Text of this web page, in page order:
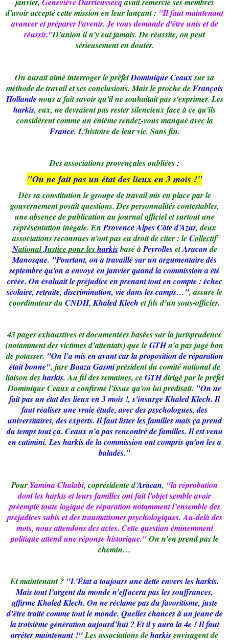
d'avoir accepté cette mission en leur lançant : "Il faut maintenant
avancer et préparer l'avenir. Je vous demande d'être unis et de
réussir."D'union il n'y eut jamais. De réussite, on peut
sérieusement en douter.
On aurait aimé interroger le préfetDominique Ceauxsur sa
méthode de travail et ses conclusions. Mais le proche deFrançois
Hollandenous a fait savoir qu'il ne souhaitait pas s'exprimer. Les
harkis, eux, ne devraient pas rester silencieux face à ce qu'ils
considèrent comme un énième rendez-vous manqué avec la
France. L'histoire de leur vie. Sans fin.
Des associations provençales oubliées :
"On ne fait pas un état des lieux en 3 mois !"
Dès sa constitution le groupe de travail mis en place par le
gouvernement posait questions. Des personnalités contestables,
une absence de publication au journal officiel et surtout une
représentation inégale. EnProvence Alpes Côte d’Azur, deux
associations reconnues n’ont pas eu droit de citer : leCollectif
NationalJustice pour lesharkisbasé àPeyrollesetAracande
Manosque. "Pourtant, on a travaillé sur un argumentaire dès
septembre qu’on a envoyé en janvier quand la commission a été
créée. On évaluait le préjudice en prenant tout en compte : échec
scolaire, retraite, discrimination, vie dans les camps…", assure le
coordinateur du CNDH,Khaled Klech et fils d’un sous-officier.
43 pages exhaustives et documentées basées sur la jurisprudence
(notamment des victimes d’attentats) que leGTHn’a pas jugé bon
de potasser. "On l’a mis en avant car la proposition de réparation
était bonne", jureBoaza Gasmiprésident du comité national de
liaison desharkis. Au fil des semaines, ceGTHdirigé par le préfet
Dominique Ceaux a confirmé l’issue qu’on lui prédisait. "On ne
fait pas un état des lieux en 3 mois !, s’insurge Khaled Klech. Il
faut réaliser une vraie étude, avec des psychologues, des
universitaires, des experts. Il faut lister les familles mais ça prend
du temps tout ça. Ceaux n’a pas rencontré de familles. Il est venu
en catimini. Les harkis de la commission ont compris qu’on les a
baladés."
Pour Yamina Chalabi, coprésidente d’Aracan, "la réprobation
dont les harkis et leurs familles ont fait l’objet semble avoir
préempté toute logique de réparation notamment l’ensemble des
préjudices subis et des traumatismes psychologiques. Au-delà des
mots, nous attendons des actes. Cette question éminemment
politique attend une réponse historique."On n’en prend pas le
chemin…
Et maintenant ? "L’État a toujours une dette envers les harkis.
Mais tout l’argent du monde n’effacera pas les souffrances,
affirme Khaled Klech. On ne réclame pas du favoritisme, juste
d’être traité comme tout le monde. Quelles chances à un jeune de
la troisième génération aujourd’hui ? Et il y aura la 4e ! Il faut
arrêter maintenant !"Les associations deharkisenvisagent de